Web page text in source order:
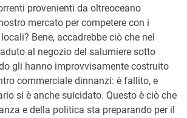
provenienti da oltreoceano
mercato per competere con i
Bene, accadrebbe ciò che nel
al negozio del salumiere sotto
gli hanno improvvisamente costruito
commerciale dinnanzi: è fallito, e
si è anche suicidato. Questo è ciò che
e della politica sta preparando per il